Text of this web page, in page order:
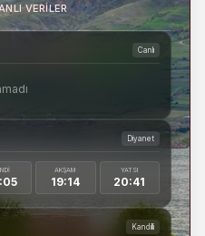
VERILER
Canlı
Diyanet
AKŞAM
19:14
YATSI
20:41
Kandilli